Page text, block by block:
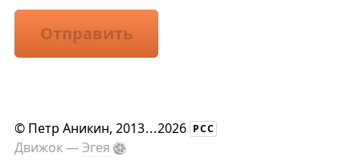
Отправить
© Петр Аникин, 2013...2026 РСС
Движок —Эгея